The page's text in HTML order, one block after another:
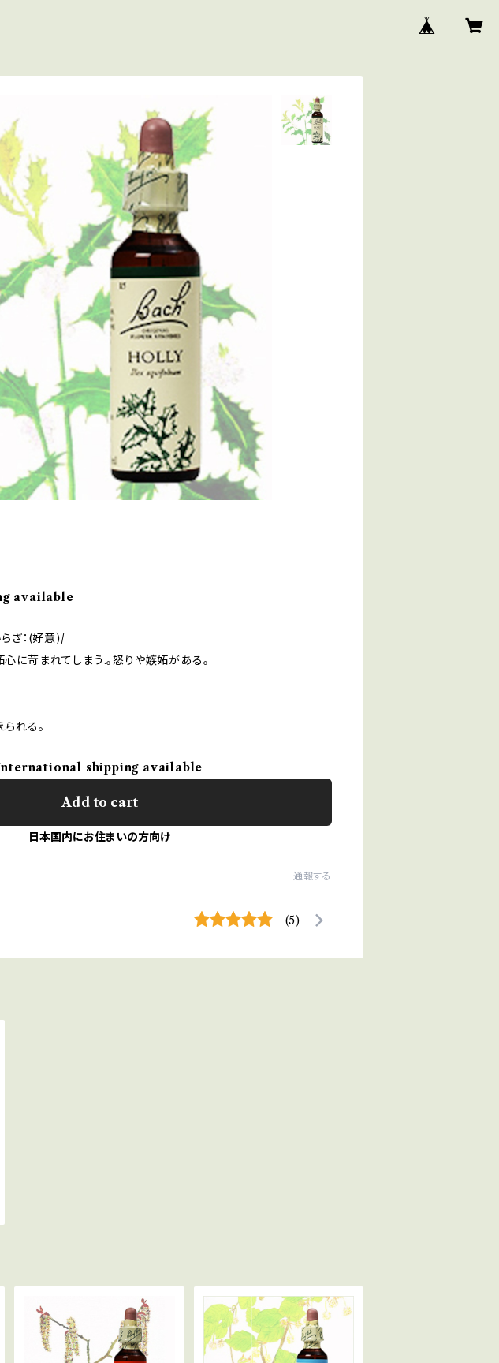
available
ぎ：(好意)/
に苛まれてしまう.。怒りや嫉妬がある。
れる。
shipping available
Add to cart
日本国内にお住まいの方向け
通報する
(5)